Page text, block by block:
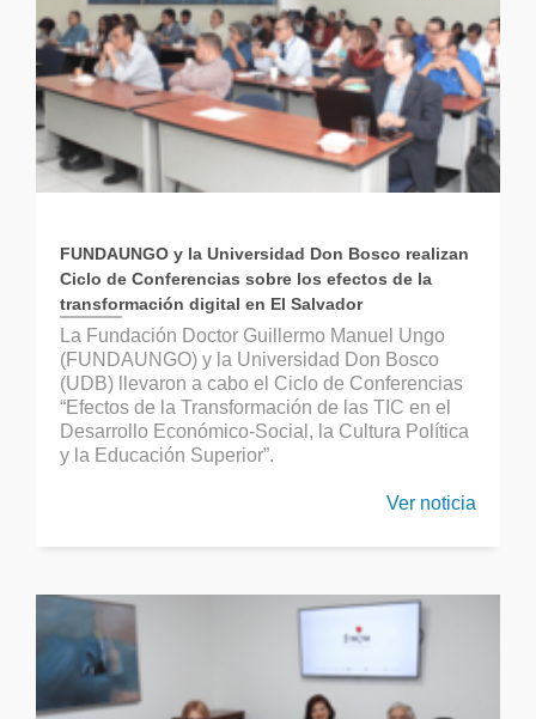
FUNDAUNGO y la Universidad Don Bosco realizan
Ciclo de Conferencias sobre los efectos de la
transformación digital en El Salvador
La Fundación Doctor Guillermo Manuel Ungo
(FUNDAUNGO) y la Universidad Don Bosco
(UDB) llevaron a cabo el Ciclo de Conferencias
“Efectos de la Transformación de las TIC en el
Desarrollo Económico-Social, la Cultura Política
y la Educación Superior”.
Ver noticia